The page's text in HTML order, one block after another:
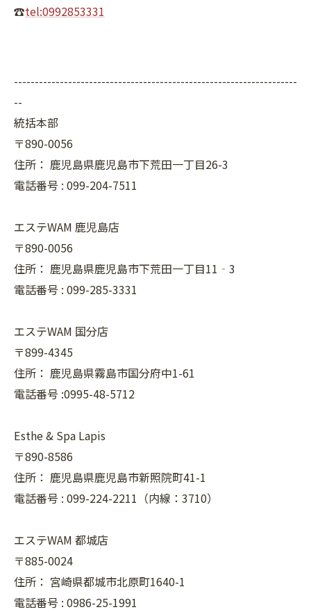
☎tel:0992853331
--------------------------------------------------------------------
--
統括本部
〒890-0056
住所： 鹿児島県鹿児島市下荒田一丁目26-3
電話番号 : 099-204-7511
エステWAM 鹿児島店
〒890-0056
住所： 鹿児島県鹿児島市下荒田一丁目11‐3
電話番号 : 099-285-3331
エステWAM 国分店
〒899-4345
住所： 鹿児島県霧島市国分府中1-61
電話番号 :0995-48-5712
Esthe & Spa Lapis
〒890-8586
住所： 鹿児島県鹿児島市新照院町41-1
電話番号 : 099-224-2211（内線：3710）
エステWAM 都城店
〒885-0024
住所： 宮崎県都城市北原町1640-1
電話番号 : 0986-25-1991